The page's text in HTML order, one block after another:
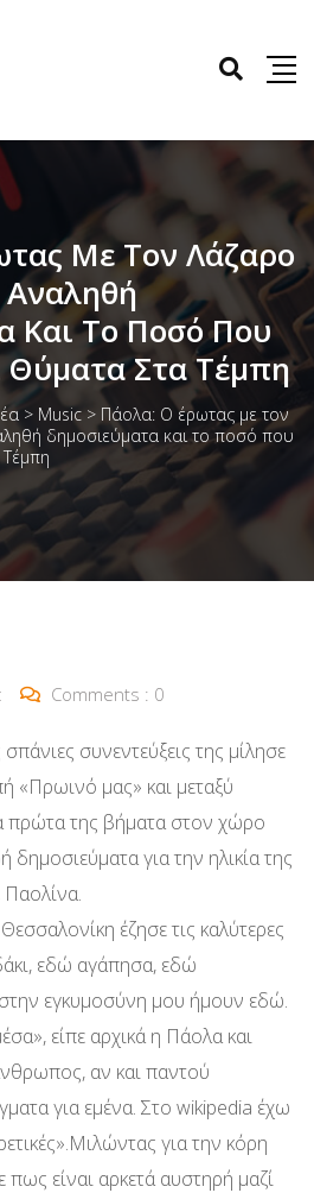
Με Τον Λάζαρο
Και Το Ποσό Που
Θύματα Στα Τέμπη
> Music > Πάολα: Ο έρωτας με τον
δημοσιεύματα και το ποσό που
Comments : 0
συνεντεύξεις της μίλησε
«Πρωινό μας» και μεταξύ
πρώτα της βήματα στον χώρο
δημοσιεύματα για την ηλικία της
Παολίνα.
έζησε τις καλύτερες
εδώ αγάπησα, εδώ
στην εγκυμοσύνη μου ήμουν εδώ.
είπε αρχικά η Πάολα και
αν και παντού
για εμένα. Στο wikipedia έχω
για την κόρη
είναι αρκετά αυστηρή μαζί